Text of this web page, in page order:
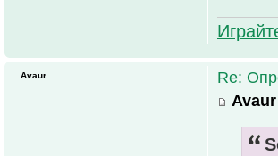
Re:
Avaur
Avaur